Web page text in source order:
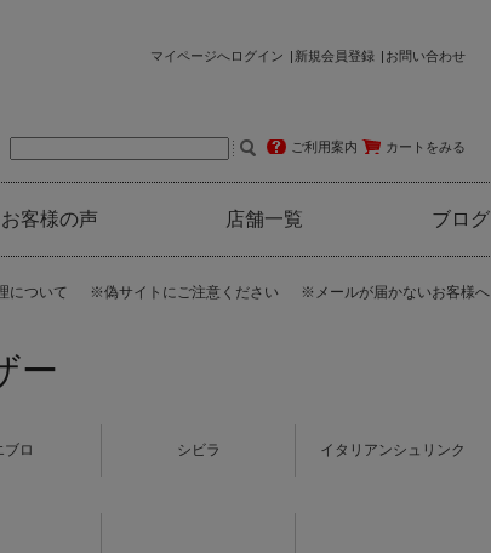
マイページへログイン 新規会員登録 お問い合わせ
ご利用案内 カートをみる
お客様の声 店舗一覧 ブログ
について ※偽サイトにご注意ください ※メールが届かないお客様へ
ー
ブロ シビラ イタリアンシュリンク